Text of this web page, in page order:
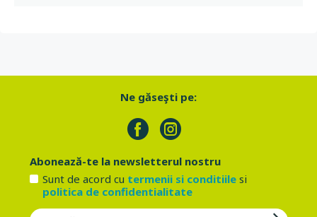
Ne găseşti pe:
Abonează-te la newsletterul nostru
Sunt de acord cu termenii si conditiilesi
politica de confidentialitate